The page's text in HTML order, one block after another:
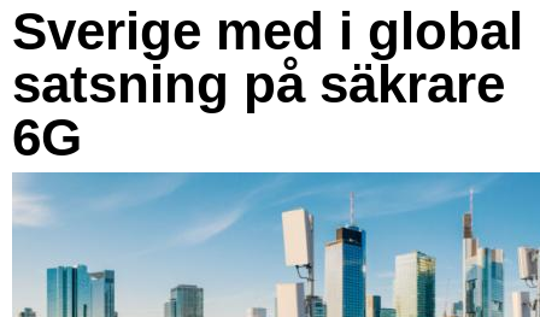
Sverige med i global
satsning på säkrare
6G